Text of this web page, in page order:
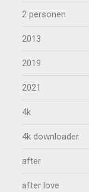
2 personen
2013
2019
2021
4k
4k downloader
after
after love